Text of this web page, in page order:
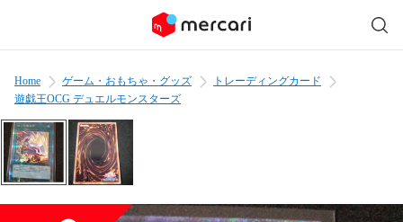
Home ゲーム・おもちゃ・グッズ
トレーディングカード
遊戯王OCG デュエルモンスターズ